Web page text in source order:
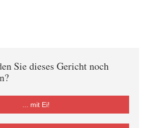
Sie dieses Gericht noch
... mit Ei!